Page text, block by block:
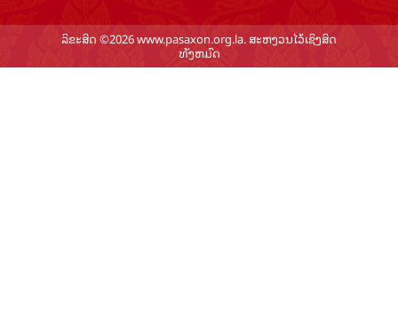
ລິຂະສິດ ©2026 www.pasaxon.org.la. ສະຫງວນໄວ້ເຊິງສິດ
ທັງຫມົດ